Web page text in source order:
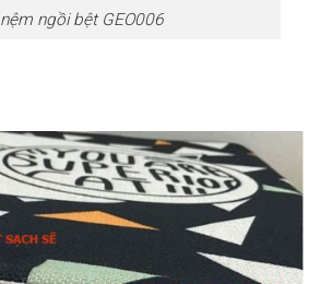
nệm ngồi bệt GEO006